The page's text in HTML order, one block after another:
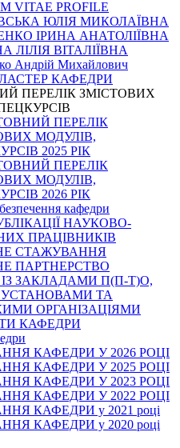
VITAE PROFILE
ЮЛІЯ МИКОЛАЇВНА
ІРИНА АНАТОЛІЇВНА
ЛІЛІЯ ВІТАЛІЇВНА
Андрій Михайлович
КАФЕДРИ
ПЕРЕЛІК ЗМІСТОВИХ
ПЕРЕЛІК
МОДУЛІВ,
2025 РІК
ПЕРЕЛІК
МОДУЛІВ,
2026 РІК
кафедри
НАУКОВО-
ПРАЦІВНИКІВ
СТАЖУВАННЯ
ПАРТНЕРСТВО
ЗАКЛАДАМИ П(П-Т)О,
УСТАНОВАМИ ТА
ОРГАНІЗАЦІЯМИ
КАФЕДРИ
КАФЕДРИ У 2026 РОЦІ
КАФЕДРИ У 2025 РОЦІ
КАФЕДРИ У 2023 РОЦІ
КАФЕДРИ У 2022 РОЦІ
КАФЕДРИ у 2021 році
КАФЕДРИ у 2020 році